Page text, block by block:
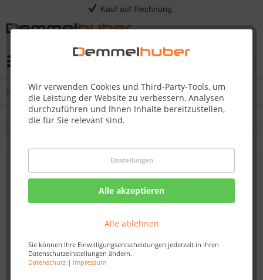
Kauf auf Rechnung
Wir verwenden Cookies und Third-Party-Tools, um
die Leistung der Website zu verbessern, Analysen
durchzuführen und Ihnen Inhalte bereitzustellen,
die für Sie relevant sind.
Einstellungen
Alle akzeptieren
Alle ablehnen
Sie können Ihre Einwilligungsentscheidungen jederzeit in Ihren
Datenschutzeinstellungen ändern.
Datenschutz| Impressum
News
Filtern
HERBSTAKTION - Abverkauf
Ausstellungsware!
12.10.19 11:40